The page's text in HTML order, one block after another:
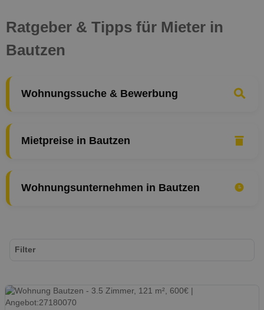
Ratgeber & Tipps für Mieter in
Bautzen
Wohnungssuche & Bewerbung
Mietpreise in Bautzen
Wohnungsunternehmen in Bautzen
Filter